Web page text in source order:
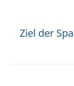
Ziel der